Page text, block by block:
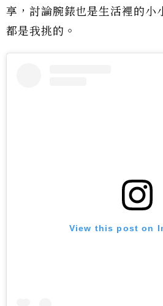
享，討論腕錶也是生活裡的小
都是我挑的。
View this post on